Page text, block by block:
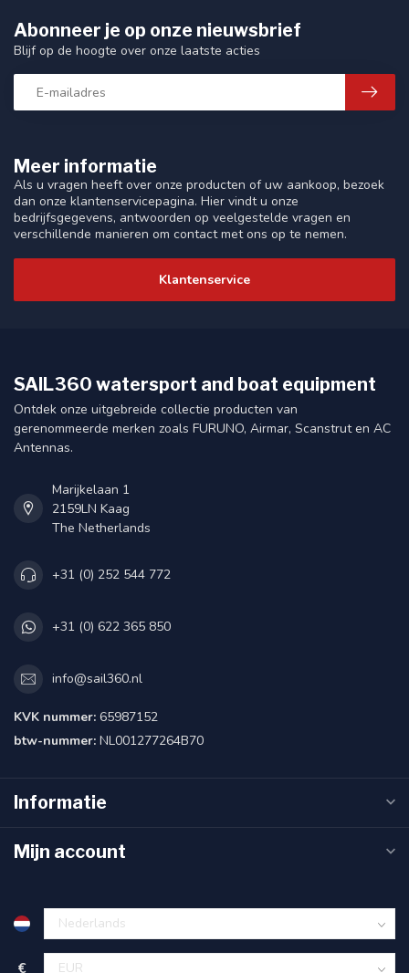
Meer informatie
Als u vragen heeft over onze producten of uw aankoop, bezoek
dan onze klantenservicepagina. Hier vindt u onze
bedrijfsgegevens, antwoorden op veelgestelde vragen en
verschillende manieren om contact met ons op te nemen.
Klantenservice
Abonneer je op onze nieuwsbrief
Blijf op de hoogte over onze laatste acties
SAIL360 watersport and boat equipment
Ontdek onze uitgebreide collectie producten van
gerenommeerde merken zoals FURUNO, Airmar, Scanstrut en AC
Antennas.
Marijkelaan 1
2159LN Kaag
The Netherlands
+31 (0) 252 544 772
+31 (0) 622 365 850
info@sail360.nl
KVK nummer: 65987152
btw-nummer: NL001277264B70
Informatie
Mijn account
€